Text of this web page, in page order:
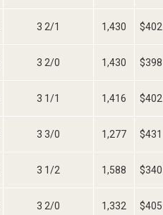
3 2/1 1,430 $402
3 2/0 1,430 $398
3 1/1 1,416 $402
3 3/0 1,277 $431
3 1/2 1,588 $340
3 2/0 1,332 $405